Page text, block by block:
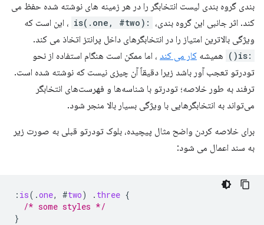
بندی گروه بندی لیست انتخابگر را در هر زمینه های نوشته شده حفظ می
کند. اثر جانبی این گروه بندی،
:is(.one, #two)
، این است که
ویژگی بالاترین امتیاز را در انتخابگرهای داخل پرانتز اتخاذ می کند.
:is() همیشه کار می کند ، اما ممکن است هنگام استفاده از نحو
تودرتو تعجب آور باشد زیرا دقیقاً آن چیزی نیست که نوشته شده است.
ترفند به طور خلاصه؛ تودرتو با شناسه‌ها و فهرست‌های انتخابگر
می‌تواند به انتخابگرهایی با ویژگی بسیار بالا منجر شود.
برای خلاصه کردن واضح مثال پیچیده، بلوک تودرتو قبلی به صورت زیر
به سند اعمال می شود:
: is( .one, #two) . three {
/* some styles */
}